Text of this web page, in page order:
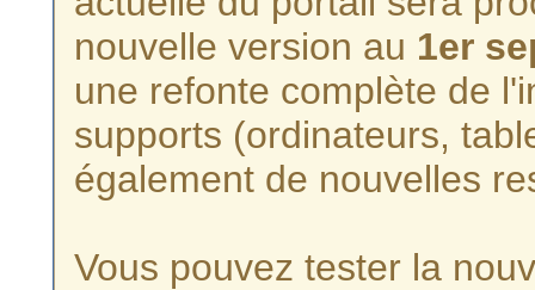
nouvelle version au 1er
une refonte complète de
supports (ordinateurs,
également de nouvelles
Vous pouvez tester la